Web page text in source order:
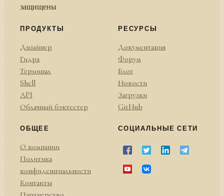
защищены
ПРОДУКТЫ
Дизайнер
Гидра
Терминал
Shell
API
Облачный бэктестер
РЕСУРСЫ
Документация
Форум
Блог
Новости
Загрузки
GitHub
ОБЩЕЕ
О компании
Политика
конфиденциальности
Контакты
СОЦИАЛЬНЫЕ СЕТИ